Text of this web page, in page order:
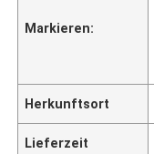
Markieren:
Herkunftsort
Lieferzeit